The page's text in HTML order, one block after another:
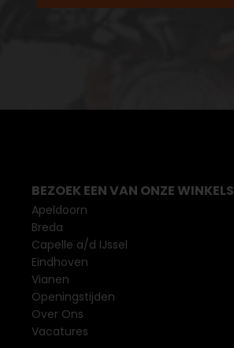
BEZOEK EEN VAN ONZE WINKELS
Apeldoorn
Breda
Capelle a/d IJssel
Eindhoven
Vianen
Openingstijden
Over Ons
Vacatures